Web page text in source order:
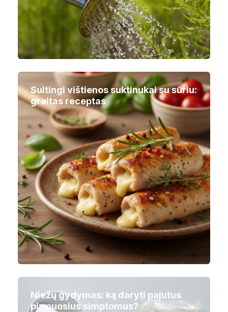
Sultingi vištienos suktinukai su sūriu:
greitas receptas
Niežų gydymas: ką daryti pajutus
pirmuosius simptomus?